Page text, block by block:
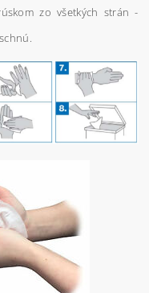
zo všetkých strán -